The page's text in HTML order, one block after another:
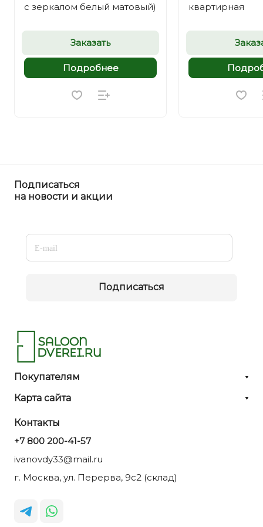
с зеркалом белый матовый)
Заказать
Подробнее
квартирная
Подписаться
на новости и акции
Подписаться
Покупателям
Карта сайта
Контакты
+7 800 200-41-57
ivanovdy33@mail.ru
г. Москва, ул. Перерва, 9с2 (склад)